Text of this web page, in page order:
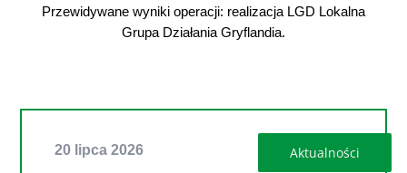
Przewidywane wyniki operacji: realizacja LGD Lokalna
Grupa Działania Gryflandia.
20 lipca 2026